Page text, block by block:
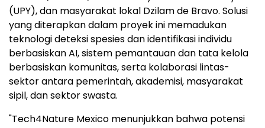
(UPY), dan masyarakat lokal Dzilam de Bravo. Solusi
yang diterapkan dalam proyek ini memadukan
teknologi deteksi spesies dan identifikasi individu
berbasiskan AI, sistem pemantauan dan tata kelola
berbasiskan komunitas, serta kolaborasi lintas-
sektor antara pemerintah, akademisi, masyarakat
sipil, dan sektor swasta.
"Tech4Nature Mexico menunjukkan bahwa potensi